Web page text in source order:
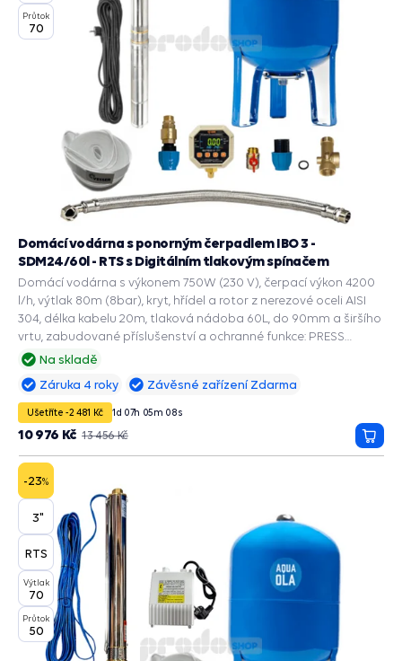
Průtok
70
Na skladě
Domácí vodárna s ponorným čerpadlem IBO 3 -
SDM24/60l - RTS s Digitálním tlakovým spínačem
Domácí vodárna s výkonem 750W (230 V), čerpací výkon 4200
l/h, výtlak 80m (8bar), kryt, hřídel a rotor z nerezové oceli AISI
304, délka kabelu 20m, tlaková nádoba 60L, do 90mm a širšího
vrtu, zabudované příslušenství a ochranné funkce: PRESS
CONTROL na čerpadla, Automatický restart suchoběhu,
Ochrana proti vodnímu rázu.
Záruka 4 roky Závěsné zařízení Zdarma
Ušetříte -2 481 Kč 1d 07h 05m 07s
13 456 Kč
10 976 Kč
do
-23%
3"
RTS
Výtlak
70
Průtok
50